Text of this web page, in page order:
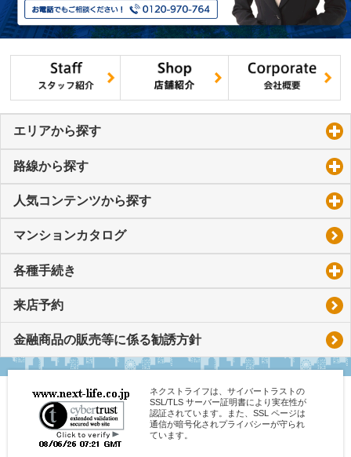
エリアから探す
路線から探す
人気コンテンツから探す
マンションカタログ
各種手続き
来店予約
金融商品の販売等に係る勧誘方針
ネクストライフは、サイバートラストの
SSL/TLS サーバー証明書により実在性が
認証されています。また、SSL ページは
通信が暗号化されプライバシーが守られ
ています。